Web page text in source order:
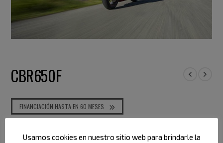
CBR650F
FINANCIACIÓN HASTA EN 60 MESES
Categoría:Honda
Usamos cookies en nuestro sitio web para brindarle la